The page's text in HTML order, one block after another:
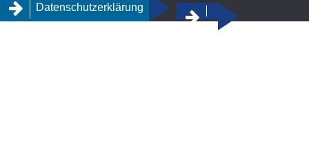
Datenschutzerklärung